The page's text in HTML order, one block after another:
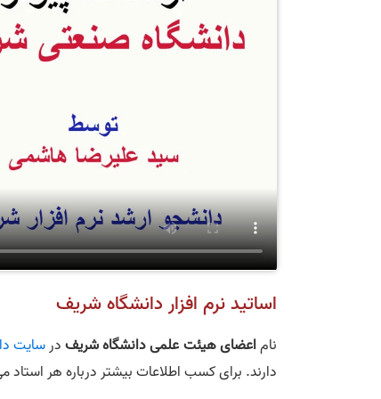
اساتید نرم‌ افزار دانشگاه شریف
ناماعضایهیئت‌ علمیدانشگاه شریفدرسایت
دارند. برای کسب اطلاعات بیشتر درباره هر استاد